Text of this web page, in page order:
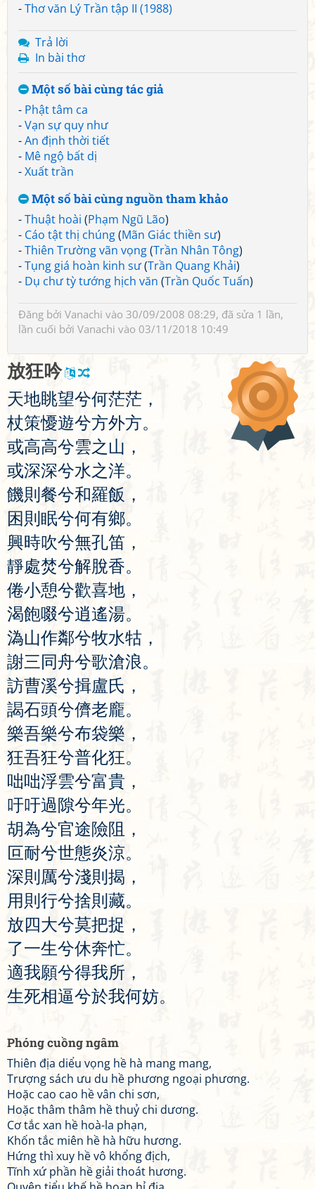
-Thơ văn Lý Trần tập II (1988)
Trả lời
In bài thơ
Một số bài cùng tác giả
- Phật tâm ca
-Vạn sự quy như
-An định thời tiết
- Mê ngộ bất dị
-Xuất trần
Một số bài cùng nguồn tham khảo
-Thuật hoài (Phạm Ngũ Lão)
- Cáo tật thị chúng(Mãn Giác thiền sư)
-Thiên Trường vãn vọng(Trần Nhân Tông)
-Tụng giá hoàn kinh sư(Trần Quang Khải)
- Dụ chư tỳ tướng hịch văn (Trần Quốc Tuấn)
Đăng bởi Vanachi vào 30/09/2008 08:29, đã sửa 1 lần,
lần cuối bởi Vanachi vào 03/11/2018 10:49
放狂吟
天地眺望兮何茫茫 ，
杖策懮遊兮方外方。
或高高兮雲之山 ，
或深深兮水之洋。
饑則 餐兮和羅飯 ，
困 則 眠兮何有鄉。
興時吹兮無孔笛 ，
靜處焚兮解脫香。
倦小憩兮歡喜地 ，
渴飽啜兮逍遙湯。
溈山作鄰兮牧水牯 ，
謝三同舟兮歌滄浪。
訪曹溪兮揖盧氏 ，
謁石頭兮儕老龐。
樂吾樂兮布袋樂 ，
狂吾狂兮普化狂。
咄咄浮雲兮富貴 ，
吁吁過 隙兮年光。
胡為兮官途險阻 ，
叵耐兮世態炎涼。
深則 厲兮淺則 揭 ，
用 則 行兮捨則 藏。
放四大兮莫把捉 ，
了一生兮休奔忙。
適我願兮得我所 ，
生死相逼兮於我何妨。
Phóng cuồng ngâm
Thiên địa diểu vọng hề hà mang mang,
Trượng sách ưu du hề phương ngoại phương.
Hoặc cao cao hề vân chi sơn,
Hoặc thâm thâm hề thuỷ chi dương.
Cơ tắc xan hề hoà-la phạn,
Khốn tắc miên hề hà hữu hương.
Hứng thì xuy hề vô khổng địch,
Tĩnh xứ phần hề giải thoát hương.